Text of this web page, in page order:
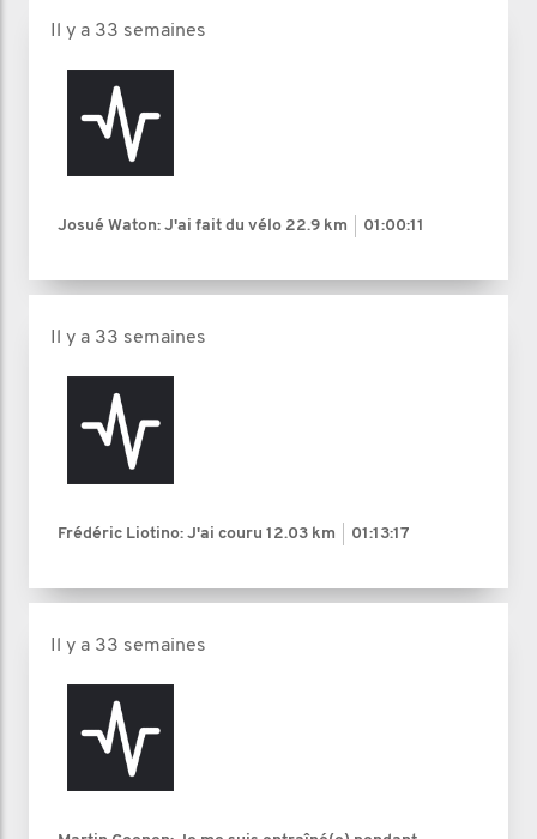
Il y a 33 semaines
Josué Waton: J'ai fait du vélo 22.9 km 01:00:11
Il y a 33 semaines
Frédéric Liotino: J'ai couru 12.03 km 01:13:17
Il y a 33 semaines